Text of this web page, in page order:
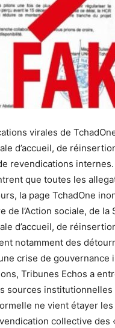
virales de
d’accueil, de
revendications
que toutes les
la page TchadOne
de l’Action sociale, de
d’accueil, de
notamment des
crise de gouvernance
Tribunes Echos a
sources
ne vient étayer
collective des